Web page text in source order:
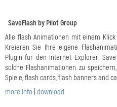
SaveFlash by Pilot Group
Alle flash Animationen mit einem
Kreieren Sie Ihre eigene
Plugin fur den Internet Explorer.
solche Flashanimationen zu
Spiele, flash cards, flash banners and
more info download